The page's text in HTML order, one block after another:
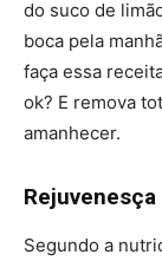
do suco de
boca pela
faça essa
ok? E remova
amanhecer.
Rejuvenesça
Segundo a